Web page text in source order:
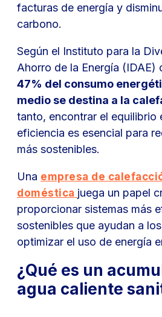
facturas de energía y
carbono.
Según el Instituto para la
Ahorro de la Energía (IDAE)
47% del consumo
medio se destina a la
tanto, encontrar el equilibrio
eficiencia es esencial para
más sostenibles.
Una empresa de
doméstica juega un papel
proporcionar sistemas más
sostenibles que ayudan a
optimizar el uso de energía
¿Qué es un
agua caliente